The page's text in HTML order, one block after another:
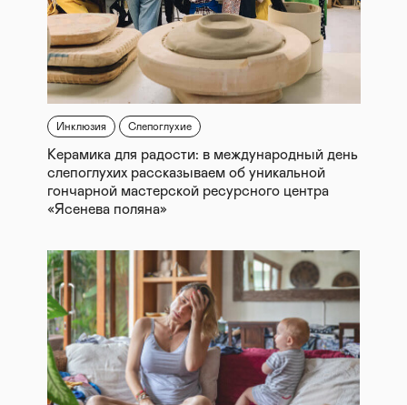
Инклюзия Слепоглухие
Керамика для радости: в международный день
слепоглухих рассказываем об уникальной
гончарной мастерской ресурсного центра
«Ясенева поляна»